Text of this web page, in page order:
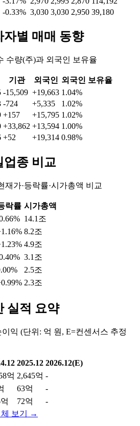
-0.33% 3,030 3,030 2,950 39,180
자별 매매 동향
수량(주)과 외국인 보유율
기관 외국인 외국인 보유율
-15,509 +19,663 1.04%
-724 +5,335
1.02%
+157 +15,795 1.02%
+33,862 +13,594 1.00%
+52 +19,314 0.98%
업종 비교
가·등락률·시가총액 비교
락률 시가총액
14.1조
8.2조
4.9조
3.1조
2.5조
2.3조
실적 요약
익 (단위: 억 원, E=컨센서스 추정
2025.12 2026.12(E)
억 2,645억 -
63억
-
72억
-
보기 →